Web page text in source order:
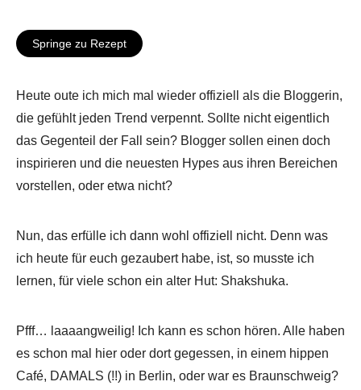
Springe zu Rezept
Heute oute ich mich mal wieder offiziell als die Bloggerin,
die gefühlt jeden Trend verpennt. Sollte nicht eigentlich
das Gegenteil der Fall sein? Blogger sollen einen doch
inspirieren und die neuesten Hypes aus ihren Bereichen
vorstellen, oder etwa nicht?
Nun, das erfülle ich dann wohl offiziell nicht. Denn was
ich heute für euch gezaubert habe, ist, so musste ich
lernen, für viele schon ein alter Hut: Shakshuka.
Pfff… laaaangweilig! Ich kann es schon hören. Alle haben
es schon mal hier oder dort gegessen, in einem hippen
Café, DAMALS (!!) in Berlin, oder war es Braunschweig?